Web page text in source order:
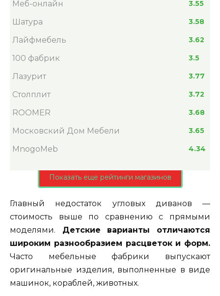
Меб-онлайн 3.55
Шатура 3.58
Лайфмебель 3.62
100 фабрик 3.5
Лазурит 3.77
Столплит 3.72
ROOMER 3.68
Московский Дом Мебели 3.65
MnogoMeb 4.34
Показать еще рейтинги магазинов
Главный недостаток угловых диванов —
стоимость выше по сравнению с прямыми
моделями. Детские варианты отличаются
широким разнообразием расцветок и форм.
Часто мебельные фабрики выпускают
оригинальные изделия, выполненные в виде
машинок, кораблей, животных.